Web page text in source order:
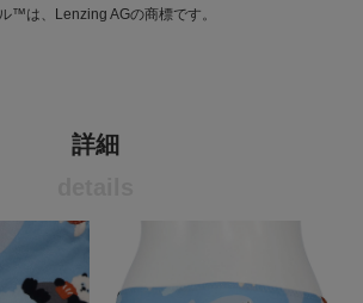
は、Lenzing AGの商標です。
詳細